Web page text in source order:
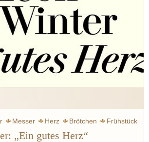
Messer Herz Brötchen
Frühstück
„Ein gutes Herz“